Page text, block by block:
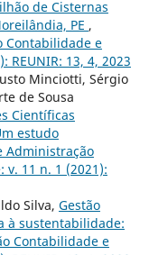
de Cisternas
PE ,
Contabilidade e
REUNIR: 13, 4, 2023
Minciotti, Sérgio
de Sousa
Científicas
estudo
Administração
11 n. 1 (2021):
Silva, Gestão
à sustentabilidade:
Contabilidade e